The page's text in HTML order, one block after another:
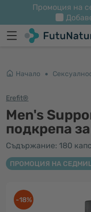
Промоция на
Начало
Erefit®
Men's
подкрепа
Съдържание: 180
ПРОМОЦИЯ НА
-18%